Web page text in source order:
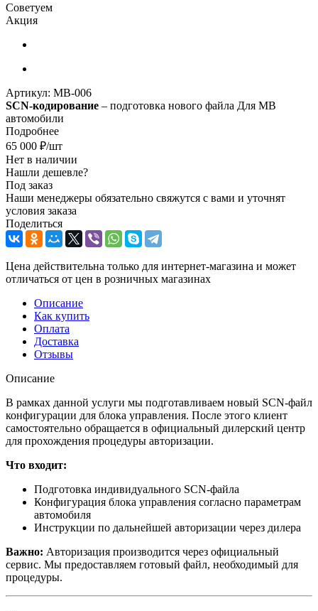
Советуем
Акция
Артикул: MB-006
SCN-кодирование – подготовка нового файла Для MB
автомобили
Подробнее
65 000 ₽/шт
Нет в наличии
Нашли дешевле?
Под заказ
Наши менеджеры обязательно свяжутся с вами и уточнят
условия заказа
Поделиться
Цена действительна только для интернет-магазина и может
отличаться от цен в розничных магазинах
Описание
Как купить
Оплата
Доставка
Отзывы
Описание
В рамках данной услуги мы подготавливаем новый SCN-файл
конфигурации для блока управления. После этого клиент
самостоятельно обращается в официальный дилерский центр
для прохождения процедуры авторизации.
Что входит:
Подготовка индивидуального SCN-файла
Конфигурация блока управления согласно параметрам
автомобиля
Инструкции по дальнейшей авторизации через дилера
Важно: Авторизация производится через официальный
сервис. Мы предоставляем готовый файл, необходимый для
процедуры.